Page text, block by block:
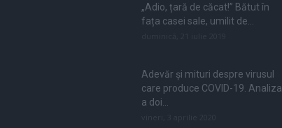
„Adio, țară de căcat!” Bătut în
fața casei sale, umilit de...
Adevăr și mituri despre virusul
care produce COVID-19. Analiza
a doi...